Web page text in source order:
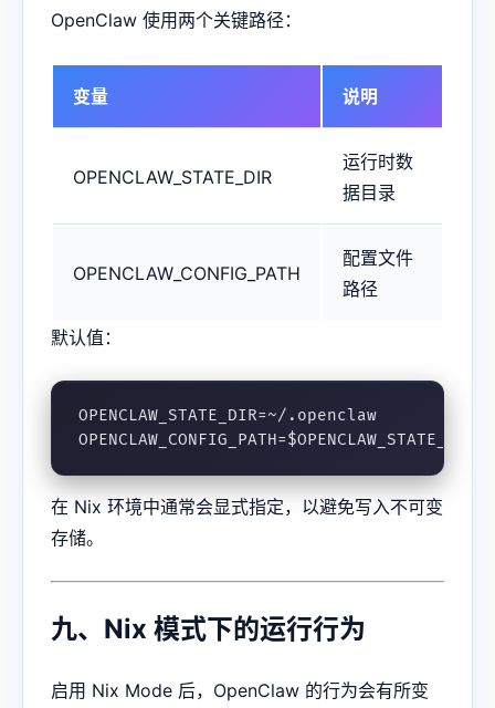
OpenClaw 使用两个关键路径：
变量 说明
OPENCLAW_STATE_DIR
运行时数
据目录
OPENCLAW_CONFIG_PATH
配置文件
路径
默认值：
OPENCLAW_STATE_DIR=~/.openclaw
在 Nix 环境中通常会显式指定，以避免写入不可变
存储。
九、Nix 模式下的运行行为
启用 Nix Mode 后，OpenClaw 的行为会有所变